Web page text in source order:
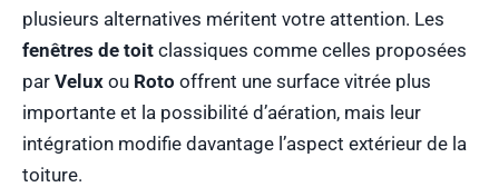
plusieurs alternatives méritent votre attention. Les
fenêtres de toit classiques comme celles proposées
par Velux ou Roto offrent une surface vitrée plus
importante et la possibilité d’aération, mais leur
intégration modifie davantage l’aspect extérieur de la
toiture.